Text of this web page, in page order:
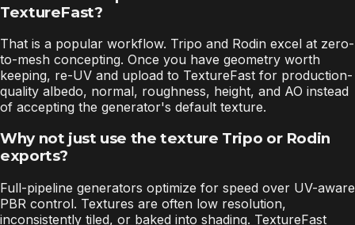
TextureFast?
That is a popular workflow. Tripo and Rodin excel at zero-
to-mesh concepting. Once you have geometry worth
keeping, re-UV and upload to TextureFast for production-
quality albedo, normal, roughness, height, and AO instead
of accepting the generator's default texture.
Why not just use the texture Tripo or Rodin
exports?
Full-pipeline generators optimize for speed over UV-aware
PBR control. Textures are often low resolution,
inconsistently tiled, or baked into shading. TextureFast